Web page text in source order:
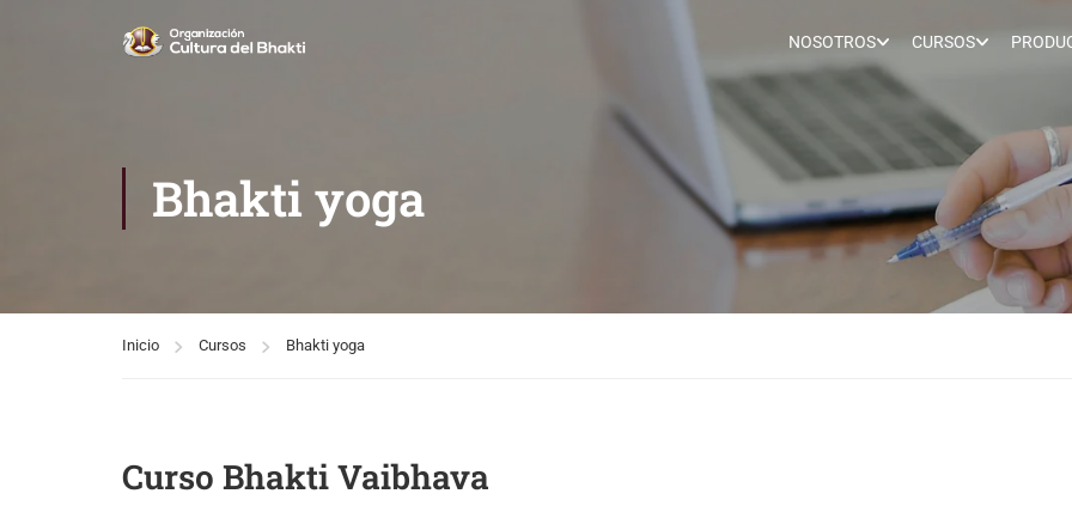
NOSOTROS CURSOS
Bhakti yoga
Inicio Cursos Bhakti yoga
Curso Bhakti Vaibhava